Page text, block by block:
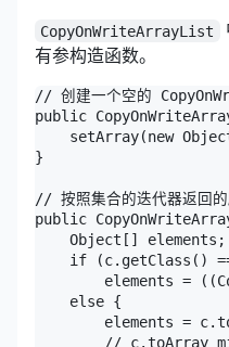
CopyOnWriteArrayList
有参构造函数。
// 创建一个空的
public
setArray(new
}
// 按照集合的迭代器返回
public
    Object[] elements;
if (c.getClass()
elements =
    else {
elements =
// c.toArray